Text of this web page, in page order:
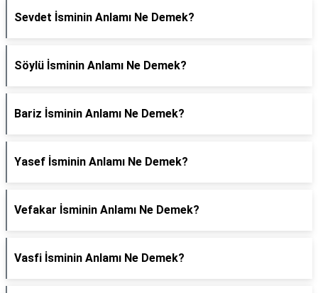
Sevdet İsminin Anlamı Ne Demek?
Söylü İsminin Anlamı Ne Demek?
Bariz İsminin Anlamı Ne Demek?
Yasef İsminin Anlamı Ne Demek?
Vefakar İsminin Anlamı Ne Demek?
Vasfi İsminin Anlamı Ne Demek?